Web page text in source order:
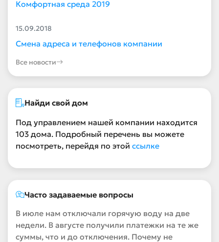
Комфортная среда 2019
15.09.2018
Смена адреса и телефонов компании
Все новости
Найди свой дом
Под управлением нашей компании находится
103 дома. Подробный перечень вы можете
посмотреть, перейдя по этой ссылке
Часто задаваемые вопросы
В июле нам отключали горячую воду на две
недели. В августе получили платежки на те же
суммы, что и до отключения. Почему не